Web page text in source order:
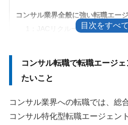
コンサル業界全般に強い転職エー
1：JACリクルートメント
4：MyVision
5：リクルートエージェント
6：エンワールド（en world）
コンサル転職で転職エージ
たいこと
コンサル業界への転職では、総
コンサル特化型転職エージェン